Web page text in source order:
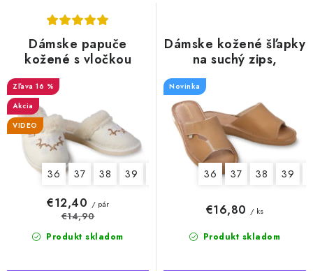
d
u
k
r
o
d
u
Dámske papuče
kožené s vločkou
16 %
Akcia
VIDEO
36 37 38 39 42
Produkt skladom
€12,40 / pár
€14,90
Dámske kožené šľapky
na suchý zips,
regulácia priehlavku
Novinka
36 37 38 39
Produkt skladom
€16,80 / ks